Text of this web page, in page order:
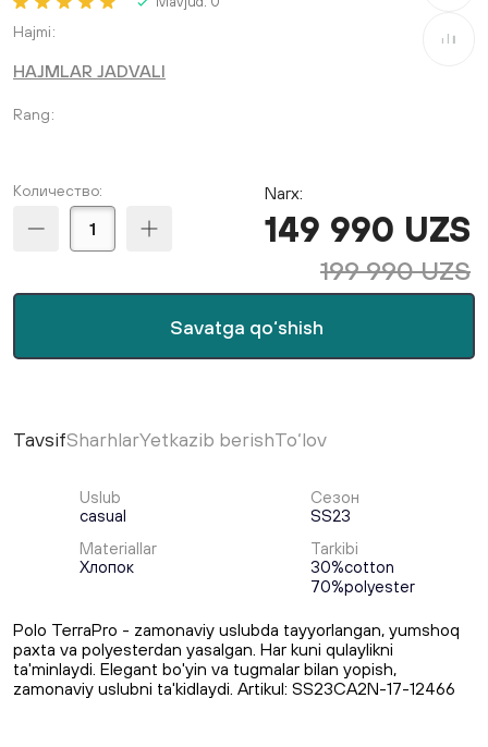
Hajmi
HAJMLAR JADVALI
Rang
Количество:
Savatga qo‘shish
Narx:
149 990 UZS
199 990 UZS
TavsifSharhlarYetkazib berishTo‘lov
Uslub
casual
Сезон
SS23
Materiallar
Хлопок
Tarkibi
30%cotton
70%polyester
Pоlo TerraPro - zamonaviy uslubda tayyorlangan, yumshoq
paxta va polyesterdan yasalgan. Har kuni qulaylikni
ta'minlaydi. Elegant bo'yin va tugmalar bilan yopish,
zamonaviy uslubni ta'kidlaydi. Artikul: SS23CA2N-17-12466